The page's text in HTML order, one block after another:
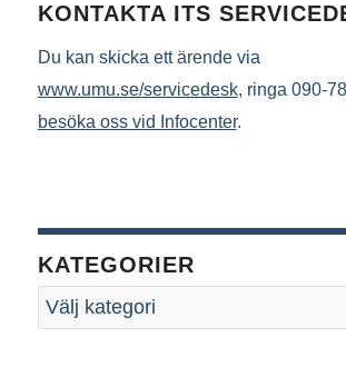
KONTAKTA ITS
Du kan skicka ett ärende via
www.umu.se/servicedesk, ringa 090-
besöka oss vid Infocenter.
KATEGORIER